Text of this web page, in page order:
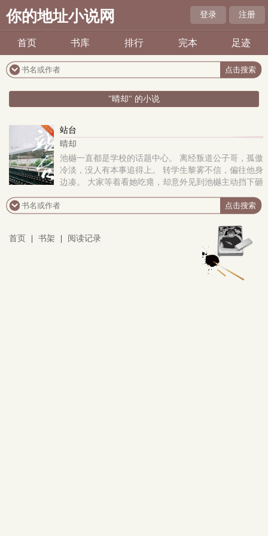
你的地址小说网 登录 注册
首页 书库 排行 完本 足迹
"晴却" 的小说
站台
晴却
池樾一直都是学校的话题中心。 离经叛道公子哥，孤傲
冷淡，没人有本事追得上。 转学生黎雾不信，偏往他身
边凑。 大家等着看她吃瘪，却意外见到池樾主动挡下砸
首页 书架 阅读记录